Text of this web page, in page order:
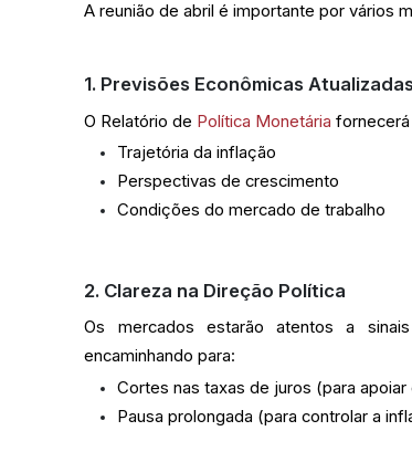
A reunião de abril é importante por vários
1. Previsões Econômicas
O Relatório de Política Monetária
Trajetória da inflação
Perspectivas de crescimento
Condições do mercado de trabalho
2. Clareza na Direção Política
Os mercados estarão atentos a
encaminhando para:
Cortes nas taxas de juros (para
Pausa prolongada (para controlar a